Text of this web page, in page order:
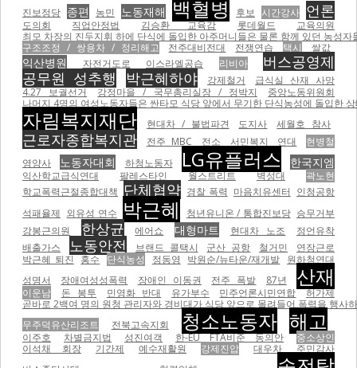
진보정당 종편 농민 노동재해 백혈병 후보 시간강사 언론
도의회 직업안정법 김승환 교육감 롯데월드
교육의원
최모 차장의 진두지휘 하에 단식에 돌입한 아주머니들은 물론 함께 있던 농
구조조정 / 쌍용차 / 정리해고
전주대비전대 전쟁연습 택시 쌀값
익산병원 자전거도로 이스라엘공습 리비아
버스공영제
공무원 성추행
박근혜하야 강제철거
급식실 산재 사망
4.27 보궐선거
강정마을 / 국무총리실장 / 정박지
중앙노동위원회
나머지 4명의 여성노동자들은 싼타모 식당 앞에서 무기한 단식농성에 돌입한
자림복지재단 현대차 / 불법파견 도지사 세월호 참사
근로자종합복지관 전주 MBC 전소 서민복지 연대
현병철
영양사
노동자대회 하청노동자 LG유플러스 한국지엠
익산학교급식연대 팔레스타인 월스트리트 벽성대
곽노현
학교폭력근절종합대책 단체협약 경찰 폭력 마음치유센터 인청공항
석패율제 외유성 연수 박근혜 청년유니온 / 통합진보당 승무거부
강봉근의원
한상균 에어쇼 대형마트 현대차 노조
정언유착
배출가스
노동안전 브랜드 콜택시 군산 공항 철거민
연장근로
박근혜 퇴진 홍수 단식농성 정동영 박원순/뉴타운/재개발 원하청연대
성명서
장애여성성폭력 장애인 이동권 전주 폭발 87년 산재
이운남 돈 봉투 민영화 반대 유가부수 민주언론시민연합
허가제
곧바로 2백여 명의 원청 관리자와 경비대가 식당 앞으로 몰려들어 폭력을 행
무주덕유산리조트
전북고속지회 청소노동자 해고
이주호 차별금지법 성진여객 한-EU FTA비준 동의안
중소상인
이석채 회장
기간제 예수재활원 강제진압 대우차
주민감사